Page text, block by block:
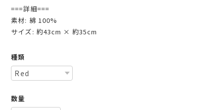
===詳細===
素材: 綿 100%
サイズ: 約43cm × 約35cm
種類
数量